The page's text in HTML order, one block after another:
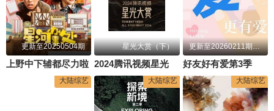
更新至20250504期
上野中下辅都尽力啦
星光大赏（下） 更新至20260211期番外篇
好友好有爱第3季
大陆综艺 大陆综艺 大陆综艺